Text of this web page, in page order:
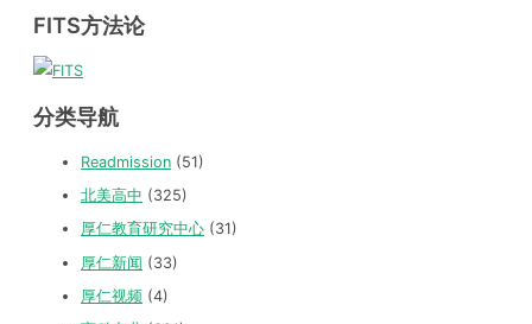
FITS方法论
分类导航
Readmission (51)
北美高中 (325)
厚仁教育研究中心 (31)
厚仁新闻 (33)
厚仁视频 (4)